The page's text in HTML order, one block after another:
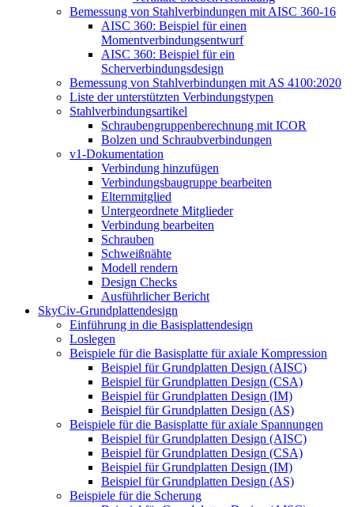
Bemessung von Stahlverbindungen mit AISC 360-16
AISC 360: Beispiel für einen
Momentverbindungsentwurf
AISC 360: Beispiel für ein
Scherverbindungsdesign
Bemessung von Stahlverbindungen mit AS 4100:2020
Liste der unterstützten Verbindungstypen
Stahlverbindungsartikel
Schraubengruppenberechnung mit ICOR
Bolzen und Schraubverbindungen
v1-Dokumentation
Verbindung hinzufügen
Verbindungsbaugruppe bearbeiten
Elternmitglied
Untergeordnete Mitglieder
Verbindung bearbeiten
Schrauben
Schweißnähte
Modell rendern
Design Checks
Ausführlicher Bericht
SkyCiv-Grundplattendesign
Einführung in die Basisplattendesign
Loslegen
Beispiele für die Basisplatte für axiale Kompression
Beispiel für Grundplatten Design (AISC)
Beispiel für Grundplatten Design (CSA)
Beispiel für Grundplatten Design (IM)
Beispiel für Grundplatten Design (AS)
Beispiele für die Basisplatte für axiale Spannungen
Beispiel für Grundplatten Design (AISC)
Beispiel für Grundplatten Design (CSA)
Beispiel für Grundplatten Design (IM)
Beispiel für Grundplatten Design (AS)
Beispiele für die Scherung